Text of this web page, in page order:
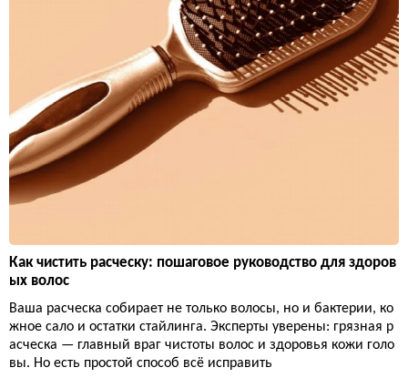
Как чистить расческу: пошаговое руководство для здоров
ых волос
Ваша расческа собирает не только волосы, но и бактерии, ко
жное сало и остатки стайлинга. Эксперты уверены: грязная р
асческа — главный враг чистоты волос и здоровья кожи голо
вы. Но есть простой способ всё исправить